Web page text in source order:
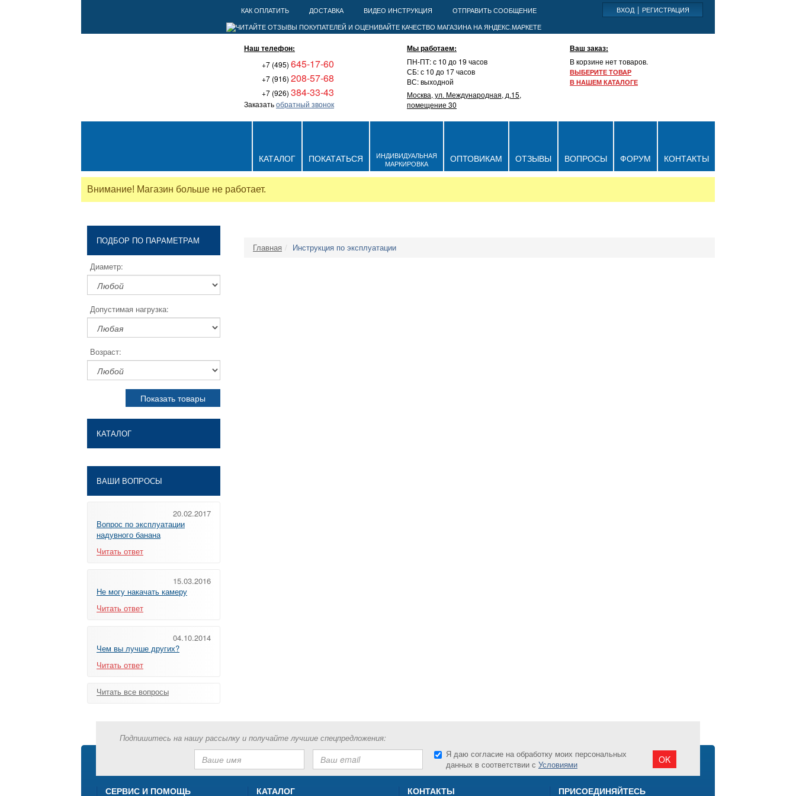
КАК ОПЛАТИТЬ ДОСТАВКА ВИДЕО ИНСТРУКЦИЯ ОТПРАВИТЬ СООБЩЕНИЕ ВХОД | РЕГИСТРАЦИЯ
Наш телефон:
+7 (495) 645-17-60
+7 (916) 208-57-68
+7 (926) 384-33-43
Заказатьобратный звонок
Мы работаем:
ПН-ПТ: с 10 до 19 часов
СБ: с 10 до 17 часов
ВС: выходной
Москва, ул. Международная, д.15,
помещение 30
Ваш заказ:
В корзине нет товаров.
ВЫБЕРИТЕ ТОВАР
В НАШЕМ КАТАЛОГЕ
КАТАЛОГ ПОКАТАТЬСЯ
ИНДИВИДУАЛЬНАЯ
МАРКИРОВКА
ОПТОВИКАМ ОТЗЫВЫ ВОПРОСЫ ФОРУМ КОНТАКТЫ
Внимание! Магазин больше не работает.
ПОДБОР ПО ПАРАМЕТРАМ
Диаметр:
Допустимая нагрузка:
Возраст:
Показать товары
КАТАЛОГ
ВАШИ ВОПРОСЫ
20.02.2017
Вопрос по эксплуатации
надувного банана
Читать ответ
15.03.2016
Не могу накачать камеру
Читать ответ
04.10.2014
Чем вы лучше других?
Читать ответ
Читать все вопросы
Главная Инструкция по эксплуатации
Подпишитесь на нашу рассылку и получайте лучшие спецпредложения:
Я даю согласие на обработку моих персональных
данных в соответствии с Условиями OK
СЕРВИС И ПОМОЩЬ КАТАЛОГ КОНТАКТЫ ПРИСОЕДИНЯЙТЕСЬ